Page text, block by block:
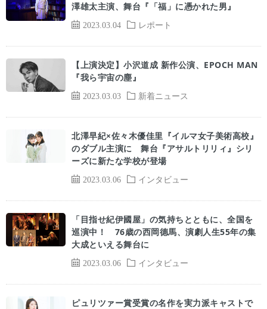
2023.03.04 レポート
澤雄太主演、舞台『「福」に憑かれた男』
2023.03.03 新着ニュース
【上演決定】 小沢道成 新作公演、EPOCH MAN
『我ら宇宙の塵』
2023.03.06 インタビュー
北澤早紀×佐々木優佳里『イルマ女子美術高校』
のダブル主演に 舞台『アサルトリリィ』シリ
ーズに新たな学校が登場
2023.03.06 インタビュー
「目指せ紀伊國屋」の気持ちとともに、全国を
巡演中！ 76歳の西岡德馬、演劇人生55年の集
大成といえる舞台に
ピュリツァー賞受賞の名作を実力派キャストで